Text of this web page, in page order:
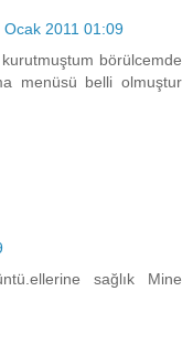
Ocak 2011 01:09
börülcemde
menüsü belli olmuştur
sağlık Mine